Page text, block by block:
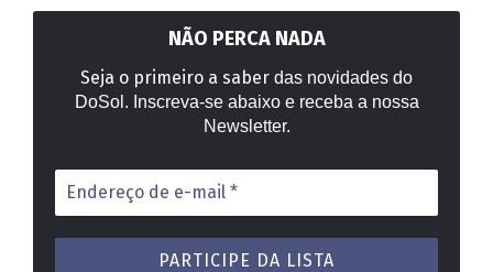
NÃO PERCA NADA
Seja o primeiro a saber das novidades do
DoSol. Inscreva-se abaixo e receba a nossa
Newsletter.
Endereço
de
e-
mail